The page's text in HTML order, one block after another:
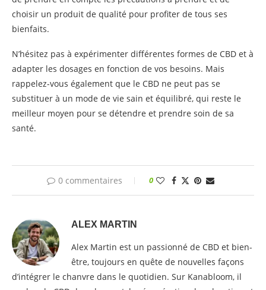
choisir un produit de qualité pour profiter de tous ses
bienfaits.
N’hésitez pas à expérimenter différentes formes de CBD et à
adapter les dosages en fonction de vos besoins. Mais
rappelez-vous également que le CBD ne peut pas se
substituer à un mode de vie sain et équilibré, qui reste le
meilleur moyen pour se détendre et prendre soin de sa
santé.
0 commentaires 0
ALEX MARTIN
Alex Martin est un passionné de CBD et bien-
être, toujours en quête de nouvelles façons
d’intégrer le chanvre dans le quotidien. Sur Kanabloom, il